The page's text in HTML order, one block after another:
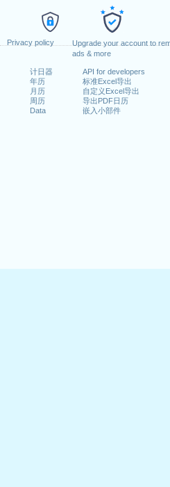
Privacy policy
Upgrade your account to
ads & more
计日器
年历
月历
周历
Data
API for developers
标准Excel导出
自定义Excel导出
导出PDF日历
嵌入小部件
1日星期一
日星期六